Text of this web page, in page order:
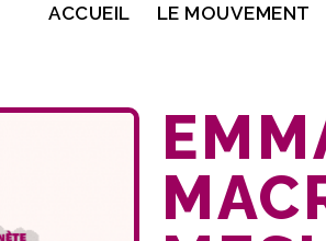
ACCUEIL LE MOUVEMENT